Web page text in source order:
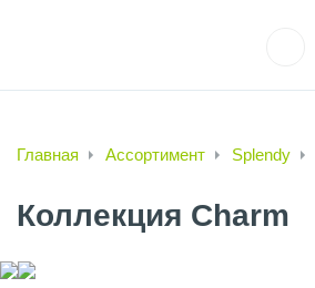
Главная Ассортимент Splendy
Коллекция Charm